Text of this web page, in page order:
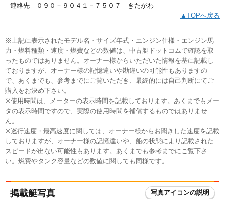
連絡先 ０９０－９０４１－７５０７ きたがわ
▲TOPへ戻る
※上記に表示されたモデル名・サイズ年式・エンジン仕様・エンジン馬
力・燃料種類・速度・燃費などの数値は、中古艇ドットコムで確認を取
ったものではありません。オーナー様からいただいた情報を基に記載し
ておりますが、オーナー様の記憶違いや勘違いの可能性もありますの
で、あくまでも、参考までにご覧いただき、最終的には自己判断にてご
購入をお決め下さい。
※使用時間は、メーターの表示時間を記載しております。あくまでもメー
タの表示時間ですので、実際の使用時間を補償するものではありませ
ん。
※巡行速度・最高速度に関しては、オーナー様からお聞きした速度を記載
しておりますが、オーナー様の記憶違いや、船の状態により記載された
スピードが出ない可能性もあります。あくまでも参考までにご覧下さ
い。燃費やタンク容量などの数値に関しても同様です。
掲載艇写真 写真アイコンの説明